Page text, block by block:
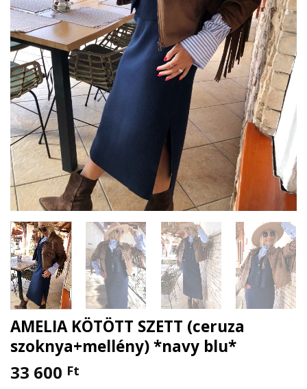
AMELIA KÖTÖTT SZETT (ceruza
szoknya+mellény) *navy blu*
33 600 Ft